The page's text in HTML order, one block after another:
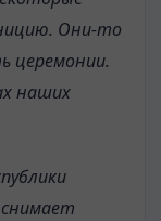
Они-то
церемонии.
наших